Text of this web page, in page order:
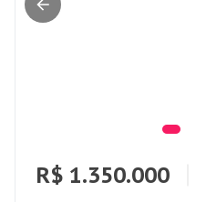
R$ 1.350.000